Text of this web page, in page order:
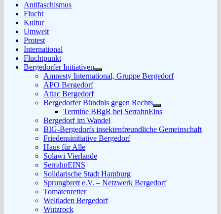
Antifaschismus
Flucht
Kultur
Umwelt
Protest
International
Fluchtpunkt
Bergedorfer Initiativen
Untermenü
anzeigen
Amnesty International, Gruppe Bergedorf
APO Bergedorf
Attac Bergedorf
Bergedorfer Bündnis gegen Rechts
Untermenü
anzeigen
Termine BBgR bei SerrahnEins
Bergedorf im Wandel
BIG-Bergedorfs insektenfreundliche Gemeinschaft
Friedensinitiative Bergedorf
Haus für Alle
Solawi Vierlande
SerrahnEINS
Solidarische Stadt Hamburg
Sprungbrett e.V. – Netzwerk Bergedorf
Tomatenretter
Weltladen Bergedorf
Wutzrock